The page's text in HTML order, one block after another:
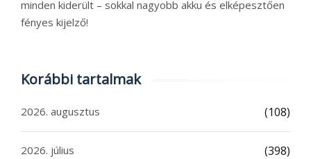
minden kiderült – sokkal nagyobb akku és elképesztően
fényes kijelző!
Korábbi tartalmak
2026. augusztus (108)
2026. július (398)